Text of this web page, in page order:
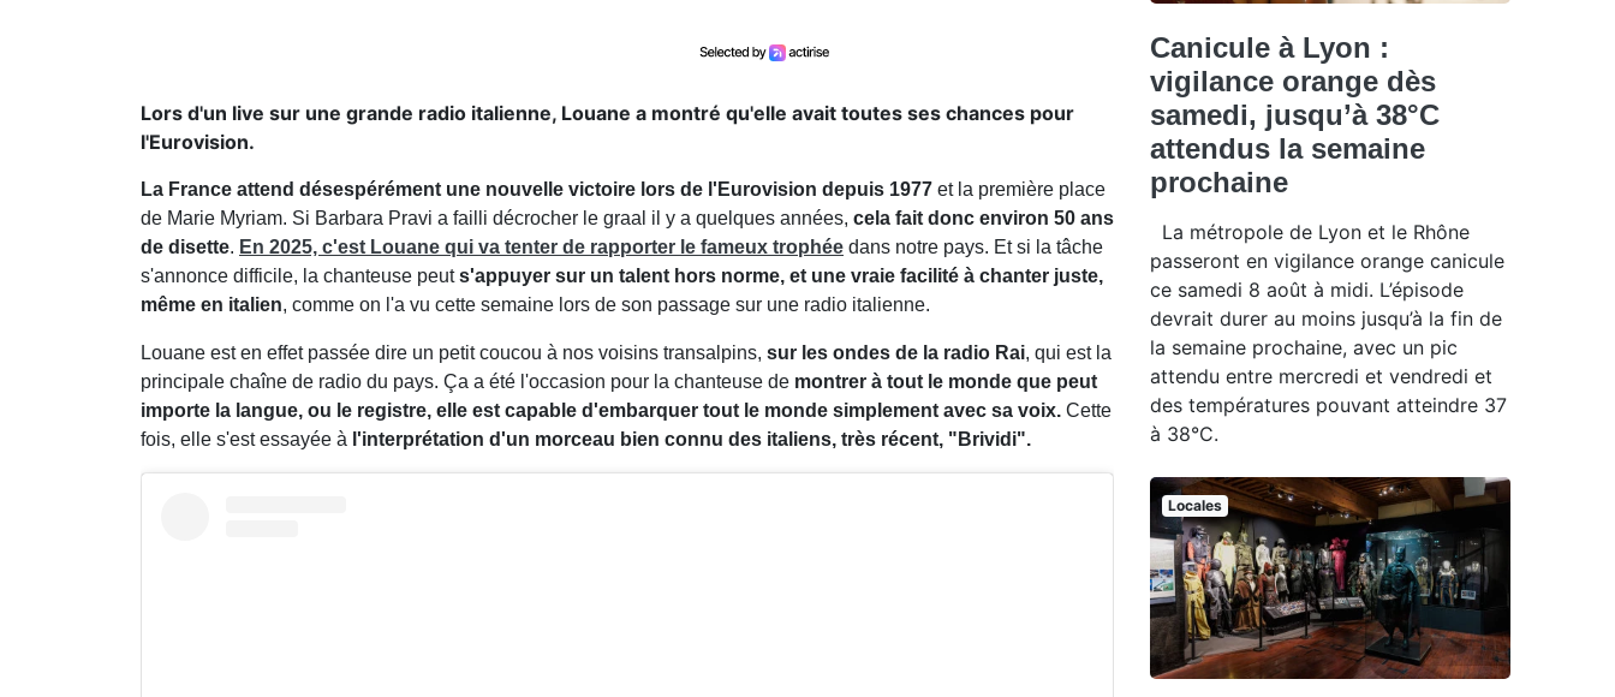
Lors d'un live sur une grande radio italienne, Louane a montré qu'elle avait toutes ses chances pour
l'Eurovision.
La France attend désespérément une nouvelle victoire lors de l'Eurovision depuis 1977 et la première place
de Marie Myriam. Si Barbara Pravi a failli décrocher le graal il y a quelques années, cela fait donc environ 50 ans
de disette. En 2025, c'est Louane qui va tenter de rapporter le fameux trophée dans notre pays. Et si la tâche
s'annonce difficile, la chanteuse peuts'appuyer sur un talent hors norme, et une vraie facilité à chanter juste,
même en italien, comme on l'a vu cette semaine lors de son passage sur une radio italienne.
Louane est en effet passée dire un petit coucou à nos voisins transalpins, sur les ondes de la radio Rai, qui est la
principale chaîne de radio du pays. Ça a été l'occasion pour la chanteuse de montrer à tout le monde que peut
importe la langue, ou le registre, elle est capable d'embarquer tout le monde simplement avec sa voix. Cette
fois, elle s'est essayée à l'interprétation d'un morceau bien connu des italiens, très récent, "Brividi".
Canicule à Lyon :
vigilance orange dès
samedi, jusqu’à 38°C
attendus la semaine
prochaine
La métropole de Lyon et le Rhône
passeront en vigilance orange canicule
ce samedi 8 août à midi. L’épisode
devrait durer au moins jusqu’à la fin de
la semaine prochaine, avec un pic
attendu entre mercredi et vendredi et
des températures pouvant atteindre 37
à 38°C.
Locales